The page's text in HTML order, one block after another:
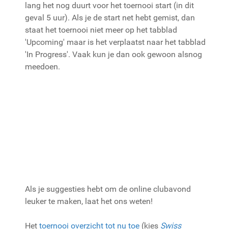
lang het nog duurt voor het toernooi start (in dit
geval 5 uur). Als je de start net hebt gemist, dan
staat het toernooi niet meer op het tabblad
'Upcoming' maar is het verplaatst naar het tabblad
'In Progress'. Vaak kun je dan ook gewoon alsnog
meedoen.
Als je suggesties hebt om de online clubavond
leuker te maken, laat het ons weten!
Het toernooi overzicht tot nu toe (kies Swiss